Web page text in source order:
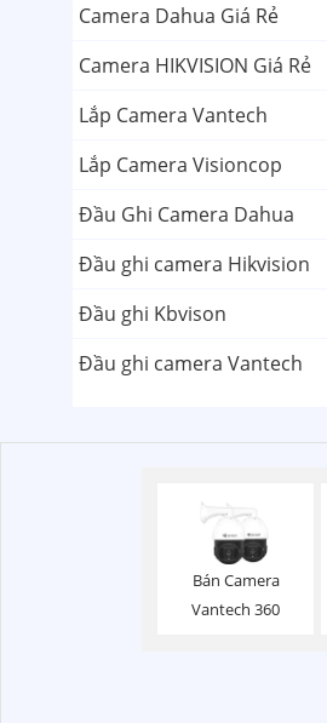
Camera Dahua Giá Rẻ
Camera HIKVISION Giá Rẻ
Lắp Camera Vantech
Lắp Camera Visioncop
Đầu Ghi Camera Dahua
Đầu ghi camera Hikvision
Đầu ghi Kbvison
Đầu ghi camera Vantech
Bán Camera
Vantech 360